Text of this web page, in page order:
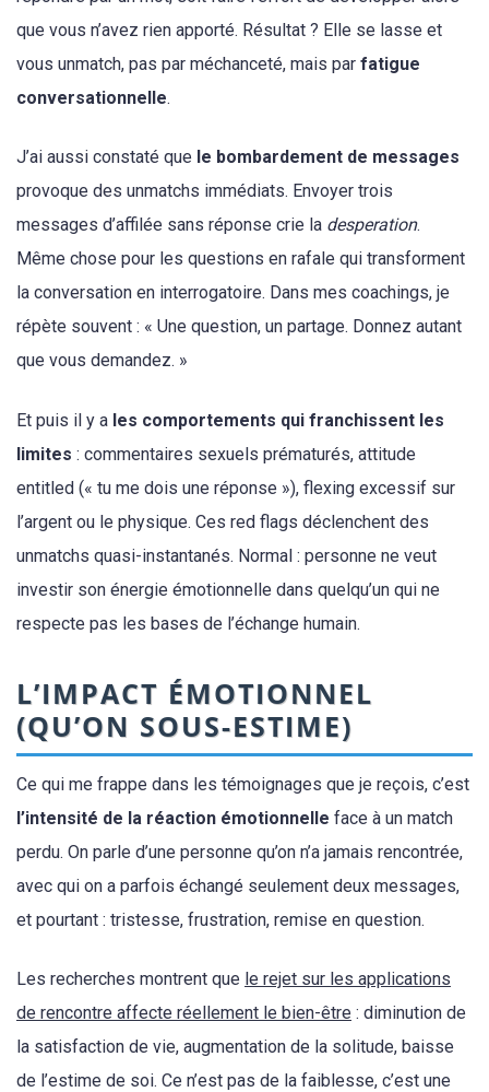
que vous n’avez rien apporté. Résultat ? Elle se lasse et
vous unmatch, pas par méchanceté, mais par fatigue
conversationnelle.
J’ai aussi constaté que le bombardement de messages
provoque des unmatchs immédiats. Envoyer trois
messages d’affilée sans réponse crie la desperation.
Même chose pour les questions en rafale qui transforment
la conversation en interrogatoire. Dans mes coachings, je
répète souvent : « Une question, un partage. Donnez autant
que vous demandez. »
Et puis il y a les comportements qui franchissent les
limites : commentaires sexuels prématurés, attitude
entitled (« tu me dois une réponse »), flexing excessif sur
l’argent ou le physique. Ces red flags déclenchent des
unmatchs quasi-instantanés. Normal : personne ne veut
investir son énergie émotionnelle dans quelqu’un qui ne
respecte pas les bases de l’échange humain.
L’IMPACT ÉMOTIONNEL
(QU’ON SOUS-ESTIME)
Ce qui me frappe dans les témoignages que je reçois, c’est
l’intensité de la réaction émotionnelle face à un match
perdu. On parle d’une personne qu’on n’a jamais rencontrée,
avec qui on a parfois échangé seulement deux messages,
et pourtant : tristesse, frustration, remise en question.
Les recherches montrent que le rejet sur les applications
de rencontre affecte réellement le bien-être : diminution de
la satisfaction de vie, augmentation de la solitude, baisse
de l’estime de soi. Ce n’est pas de la faiblesse, c’est une